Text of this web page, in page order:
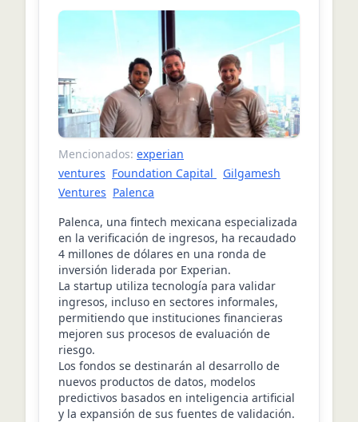
Mencionados: experian
ventures Foundation Capital
Gilgamesh
Ventures Palenca
Palenca, una fintech mexicana especializada
en la verificación de ingresos, ha recaudado
4 millones de dólares en una ronda de
inversión liderada por Experian.
La startup utiliza tecnología para validar
ingresos, incluso en sectores informales,
permitiendo que instituciones financieras
mejoren sus procesos de evaluación de
riesgo.
Los fondos se destinarán al desarrollo de
nuevos productos de datos, modelos
predictivos basados en inteligencia artificial
y la expansión de sus fuentes de validación.